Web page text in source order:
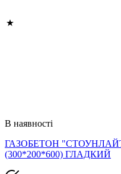
В наявності
ГАЗОБЕТОН "СТОУНЛАЙТ"
(300*200*600) ГЛАДКИЙ